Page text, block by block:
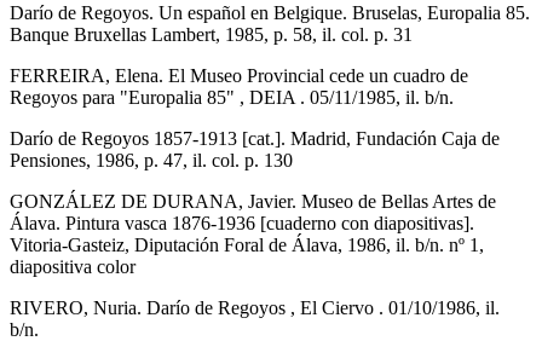
Darío de Regoyos. Un español en Belgique. Bruselas, Europalia 85.
Banque Bruxellas Lambert, 1985, p. 58, il. col. p. 31
FERREIRA, Elena. El Museo Provincial cede un cuadro de
Regoyos para "Europalia 85" , DEIA . 05/11/1985, il. b/n.
Darío de Regoyos 1857-1913 [cat.]. Madrid, Fundación Caja de
Pensiones, 1986, p. 47, il. col. p. 130
GONZÁLEZ DE DURANA, Javier. Museo de Bellas Artes de
Álava. Pintura vasca 1876-1936 [cuaderno con diapositivas].
Vitoria-Gasteiz, Diputación Foral de Álava, 1986, il. b/n. nº 1,
diapositiva color
RIVERO, Nuria. Darío de Regoyos , El Ciervo . 01/10/1986, il.
b/n.